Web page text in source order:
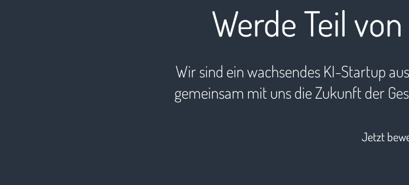
Werde Teil von
Wir sind ein wachsendes KI-Startup
gemeinsam mit uns die Zukunft der
Jetzt